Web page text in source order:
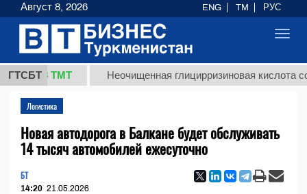
ГТСБТ
ТМТ Неочищенная глицирризиновая кислота
Логистика
Новая автодорога в Балкане будет обслуживать
14 тысяч автомобилей ежесуточно
БТ
14:20 21.05.2026
Август 8, 2026 ENG TM РУС